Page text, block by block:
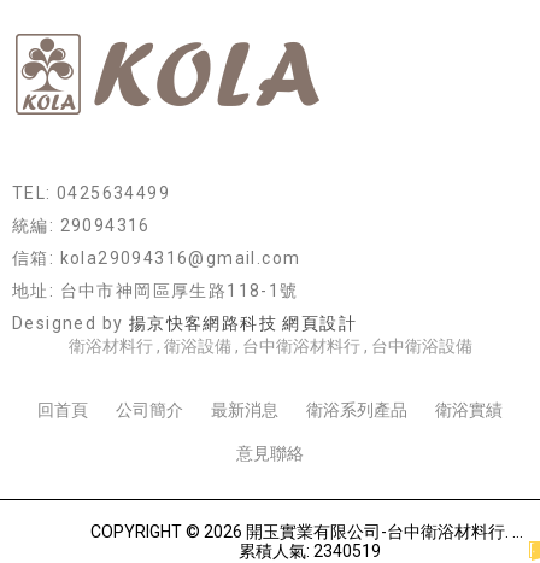
TEL: 0425634499
統編: 29094316
信箱: kola29094316@gmail.com
地址: 台中市神岡區厚生路118-1號
Designed by 揚京快客網路科技 網頁設計
衛浴材料行 衛浴設備 台中衛浴材料行 台中衛浴設備
回首頁 公司簡介 最新消息 衛浴系列產品 衛浴實績
意見聯絡
累積人氣: 2340519